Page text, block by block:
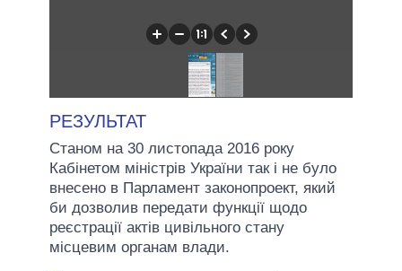
РЕЗУЛЬТАТ
Станом на 30 листопада 2016 року
Кабінетом міністрів України так і не було
внесено в Парламент законопроект, який
би дозволив передати функції щодо
реєстрації актів цивільного стану
місцевим органам влади.